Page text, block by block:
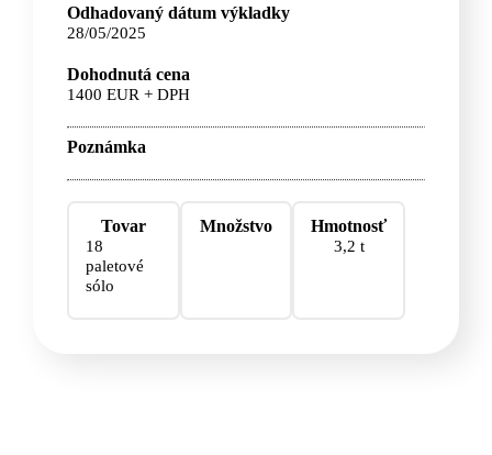
Odhadovaný dátum výkladky
28/05/2025
Dohodnutá cena
1400 EUR + DPH
Poznámka
Tovar
18
paletové
sólo
Množstvo Hmotnosť
3,2 t